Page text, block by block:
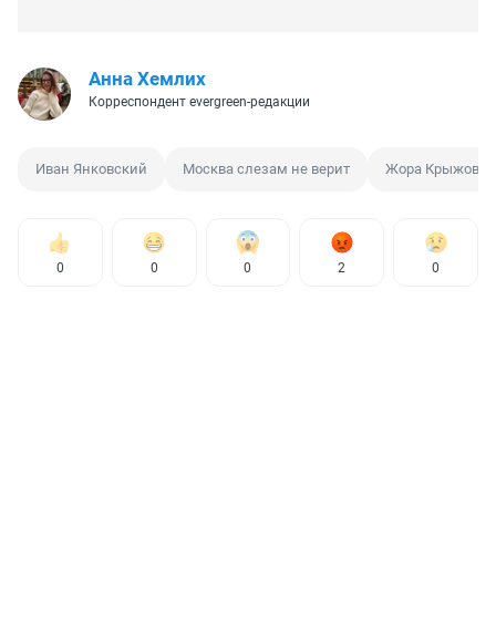
Анна Хемлих
Корреспондент evergreen-редакции
Иван Янковский Москва слезам не верит Жора
0 0 0 2 0